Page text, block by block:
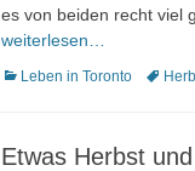
es von beiden recht viel
weiterlesen…
Kategorien
Leben in Toronto
Etwas Herbst und